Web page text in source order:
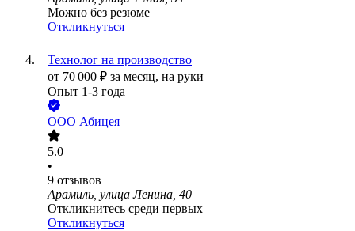
Можно без резюме
Откликнуться
Технолог на производство
от 70 000 ₽ за месяц, на руки
Опыт 1-3 года
ООО Абицея
5.0
•
9 отзывов
Арамиль, улица Ленина, 40
Откликнитесь среди первых
Откликнуться